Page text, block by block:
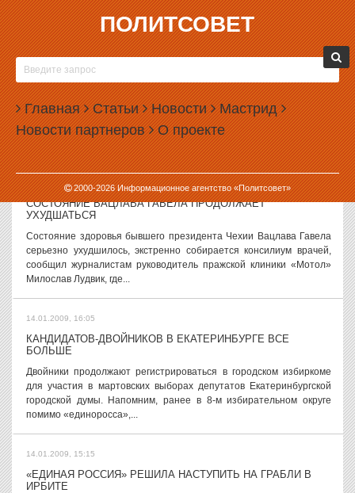
ПОЛИТСОВЕТ
Главная Статьи Новости Мастрид
Новости партнеров О проекте
2000-2026Информационное агентство «Политсовет»
14.01.2009, 16:15
ЧЕРЕЗ НЕСКОЛЬКО ЧАСОВ ИЛЬЯ ЗАХАРОВ УРОНИТ
ШЛАГБАУМ
Регистрация инициативы выдвижения кандидатов в депутаты
Екатеринбургской городской думы завершается, она будет
проходить еще несколько часов. Согласно составленному ранее
горизбиркомом календарю...
14.01.2009, 16:05
СОСТОЯНИЕ ВАЦЛАВА ГАВЕЛА ПРОДОЛЖАЕТ
УХУДШАТЬСЯ
Состояние здоровья бывшего президента Чехии Вацлава Гавела
серьезно ухудшилось, экстренно собирается консилиум врачей,
сообщил журналистам руководитель пражской клиники «Мотол»
Милослав Лудвик, где...
14.01.2009, 16:05
КАНДИДАТОВ-ДВОЙНИКОВ В ЕКАТЕРИНБУРГЕ ВСЕ
БОЛЬШЕ
Двойники продолжают регистрироваться в городском избиркоме
для участия в мартовских выборах депутатов Екатеринбургской
городской думы. Напомним, ранее в 8-м избирательном округе
помимо «единоросса»,...
14.01.2009, 15:15
«ЕДИНАЯ РОССИЯ» РЕШИЛА НАСТУПИТЬ НА ГРАБЛИ В
ИРБИТЕ